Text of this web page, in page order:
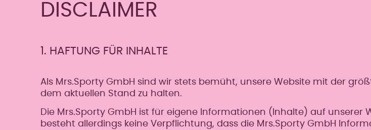
DISCLAIMER
1. HAFTUNG FÜR INHALTE
Als Mrs.Sporty GmbH sind wir stets bemüht, unsere Website mit der
dem aktuellen Stand zu halten.
Die Mrs.Sporty GmbH ist für eigene Informationen (Inhalte) auf
besteht allerdings keine Verpflichtung, dass die Mrs.Sporty GmbH